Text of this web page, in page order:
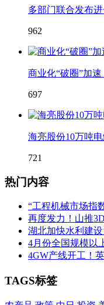
多部门联合发布
962
商业化“破圈”加
697
海亮股份10万吨
721
热门内容
“工程机械市场指
再度发力！山推
湖北加快水利建
4月份全国规模以
4GW产线开工！
TAGS标签